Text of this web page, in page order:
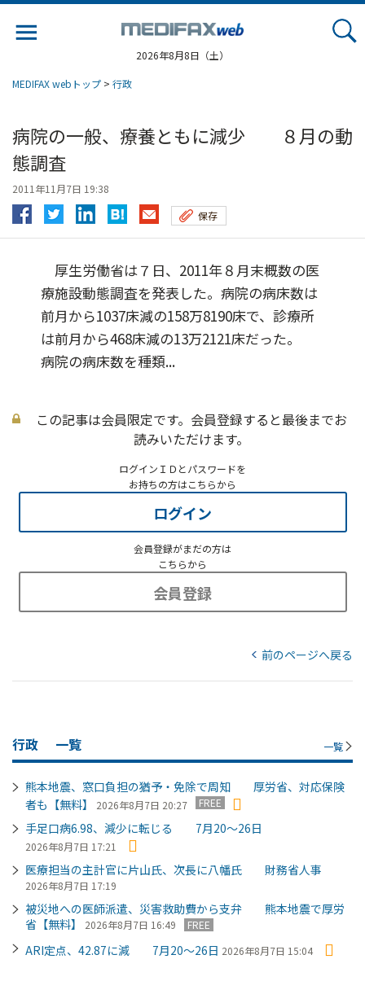
2026年8月8日（土）
MEDIFAX webトップ > 行政
病院の一般、療養ともに減少 ８月の動
態調査
2011年11月7日 19:38
保存
厚生労働省は７日、2011年８月末概数の医
療施設動態調査を発表した。病院の病床数は
前月から1037床減の158万8190床で、診療所
は前月から468床減の13万2121床だった。
病院の病床数を種類...
この記事は会員限定です。会員登録すると最後までお
読みいただけます。
ログインＩＤとパスワードを
お持ちの方はこちらから
ログイン
会員登録がまだの方は
こちらから
会員登録
前のページへ戻る
行政 一覧 一覧
熊本地震、窓口負担の猶予・免除で周知 厚労省、対応保険
者も【無料】
2026年8月7日 20:27 FREE
手足口病6.98、減少に転じる 7月20～26日
2026年8月7日 17:21
医療担当の主計官に片山氏、次長に八幡氏 財務省人事
2026年8月7日 17:19
被災地への医師派遣、災害救助費から支弁 熊本地震で厚労
省【無料】
2026年8月7日 16:49 FREE
ARI定点、42.87に減 7月20～26日 2026年8月7日 15:04